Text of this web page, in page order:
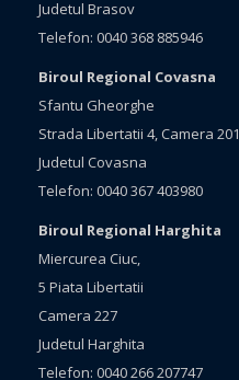
Judetul Brasov
Telefon: 0040 368 885946
Biroul Regional Covasna
Sfantu Gheorghe
Strada Libertatii 4, Camera 201
Judetul Covasna
Telefon: 0040 367 403980
Biroul Regional Harghita
Miercurea Ciuc,
5 Piata Libertatii
Camera 227
Judetul Harghita
Telefon: 0040 266 207747